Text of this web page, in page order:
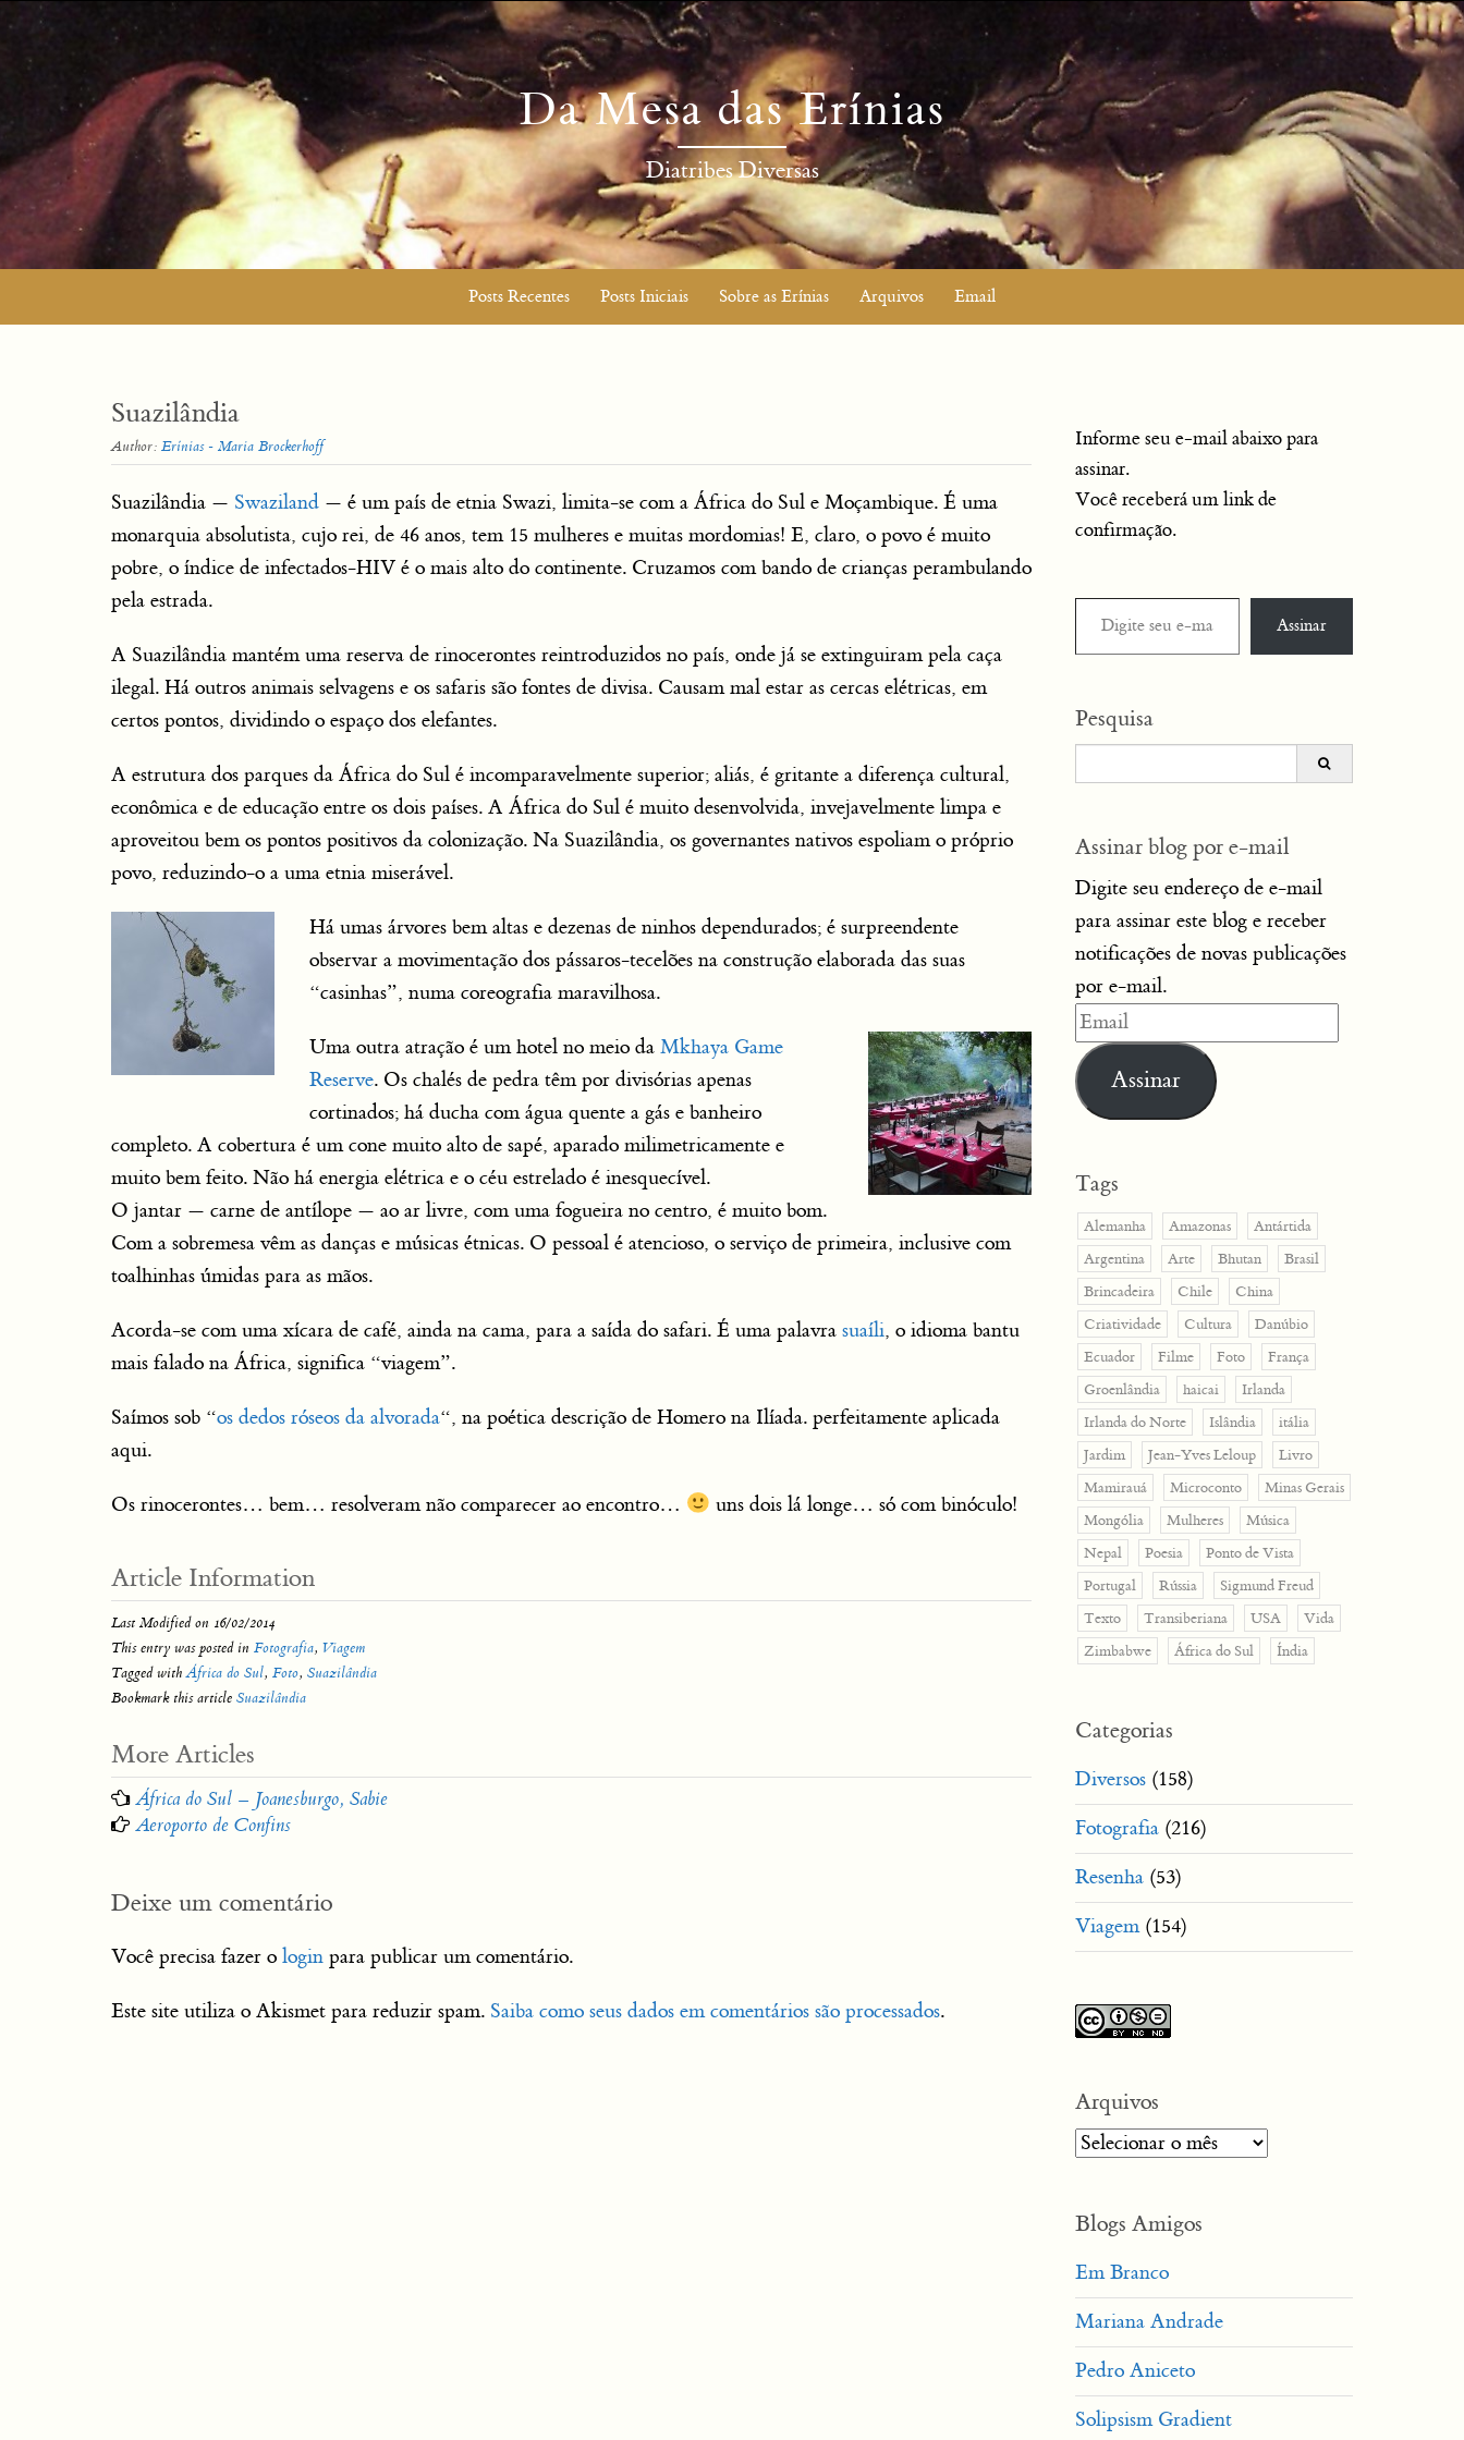
content
Da Mesa das Erínias
Diatribes Diversas
Posts Recentes Posts Iniciais Sobre as Erínias Arquivos Email
Suazilândia
Author: Erínias - Maria Brockerhoff
Suazilândia — Swaziland — é um país de etnia Swazi, limita-se com a África do Sul e Moçambique. É uma
monarquia absolutista, cujo rei, de 46 anos, tem 15 mulheres e muitas mordomias! E, claro, o povo é muito
pobre, o índice de infectados-HIV é o mais alto do continente. Cruzamos com bando de crianças perambulando
pela estrada.
A Suazilândia mantém uma reserva de rinocerontes reintroduzidos no país, onde já se extinguiram pela caça
ilegal. Há outros animais selvagens e os safaris são fontes de divisa. Causam mal estar as cercas elétricas, em
certos pontos, dividindo o espaço dos elefantes.
A estrutura dos parques da África do Sul é incomparavelmente superior; aliás, é gritante a diferença cultural,
econômica e de educação entre os dois países. A África do Sul é muito desenvolvida, invejavelmente limpa e
aproveitou bem os pontos positivos da colonização. Na Suazilândia, os governantes nativos espoliam o próprio
povo, reduzindo-o a uma etnia miserável.
Há umas árvores bem altas e dezenas de ninhos dependurados; é surpreendente
observar a movimentação dos pássaros-tecelões na construção elaborada das suas
“casinhas”, numa coreografia maravilhosa.
Uma outra atração é um hotel no meio da Mkhaya Game
Reserve. Os chalés de pedra têm por divisórias apenas
cortinados; há ducha com água quente a gás e banheiro
completo. A cobertura é um cone muito alto de sapé, aparado milimetricamente e
muito bem feito. Não há energia elétrica e o céu estrelado é inesquecível.
O jantar — carne de antílope — ao ar livre, com uma fogueira no centro, é muito bom.
Com a sobremesa vêm as danças e músicas étnicas. O pessoal é atencioso, o serviço de primeira, inclusive com
toalhinhas úmidas para as mãos.
Acorda-se com uma xícara de café, ainda na cama, para a saída do safari. É uma palavra suaíli, o idioma bantu
mais falado na África, significa “viagem”.
Saímos sob “os dedos róseos da alvorada“, na poética descrição de Homero na Ilíada. perfeitamente aplicada
aqui.
Os rinocerontes… bem… resolveram não comparecer ao encontro… uns dois lá longe… só com binóculo!
Article Information
Last Modified on 16/02/2014
This entry was posted in Fotografia, Viagem
Tagged withÁfrica do Sul, Foto, Suazilândia
Bookmark this article Suazilândia
Post
navigation
More Articles
África do Sul – Joanesburgo, Sabie
Aeroporto de Confins
Deixe um comentário
Você precisa fazer o login para publicar um comentário.
Este site utiliza o Akismet para reduzir spam. Saiba como seus dados em comentários são processados.
Informe seu e-mail abaixo para
assinar.
Você receberá um link de
confirmação.
Digite seu e-mail…
Assinar
Pesquisa
for:
Assinar blog por e-mail
Digite seu endereço de e-mail
para assinar este blog e receber
notificações de novas publicações
por e-mail.
Email
Assinar
Tags
Alemanha Amazonas
Antártida
Argentina
Arte Bhutan
Brasil
Brincadeira
Chile
China
Criatividade
Cultura
Danúbio
Ecuador
Filme Foto
França
Groenlândia
haicai
Irlanda
Irlanda do Norte
Islândia
itália
Jardim
Jean-Yves Leloup
Livro
Mamirauá
Microconto
Minas Gerais
Mongólia
Mulheres
Música
Nepal
Poesia
Ponto de Vista
Portugal
Rússia
Sigmund Freud
Texto
Transiberiana USA
Vida
Zimbabwe
África do Sul Índia
Categorias
Diversos (158)
Fotografia (216)
Resenha (53)
Viagem(154)
Arquivos
Arquivos
Blogs Amigos
Em Branco
Mariana Andrade
Pedro Aniceto
Solipsism Gradient